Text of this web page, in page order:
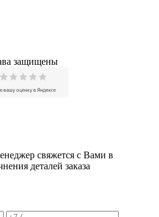
защищены
свяжется с Вами в
деталей заказа